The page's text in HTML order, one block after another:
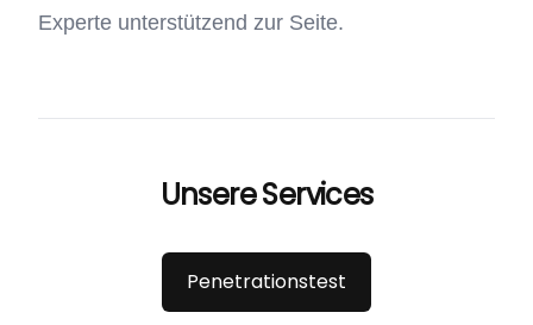
Experte unterstützend zur Seite.
Unsere Services
Penetrationstest